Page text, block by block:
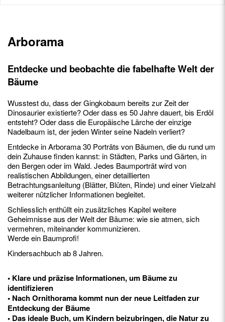
Arborama
Entdecke und beobachte die fabelhafte Welt der
Bäume
Wusstest du, dass der Gingkobaum bereits zur Zeit der
Dinosaurier existierte? Oder dass es 50 Jahre dauert, bis Erdöl
entsteht? Oder dass die Europäische Lärche der einzige
Nadelbaum ist, der jeden Winter seine Nadeln verliert?
Entdecke in Arborama 30 Porträts von Bäumen, die du rund um
dein Zuhause finden kannst: in Städten, Parks und Gärten, in
den Bergen oder im Wald. Jedes Baumporträt wird von
realistischen Abbildungen, einer detaillierten
Betrachtungsanleitung (Blätter, Blüten, Rinde) und einer Vielzahl
weiterer nützlicher Informationen begleitet.
Schliesslich enthüllt ein zusätzliches Kapitel weitere
Geheimnisse aus der Welt der Bäume: wie sie atmen, sich
vermehren, miteinander kommunizieren.
Werde ein Baumprofi!
Kindersachbuch ab 8 Jahren.
• Klare und präzise Informationen, um Bäume zu
identifizieren
• Nach Ornithorama kommt nun der neue Leitfaden zur
Entdeckung der Bäume
• Das ideale Buch, um Kindern beizubringen, die Natur zu